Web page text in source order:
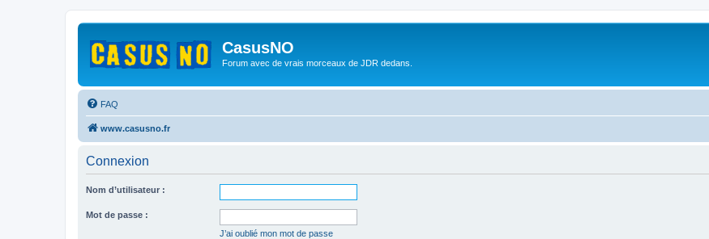
CasusNO
Forum avec de vrais morceaux de JDR dedans.
FAQ
www.casusno.fr
Connexion
Nom d’utilisateur :
Mot de passe :
J’ai oublié mon mot de passe